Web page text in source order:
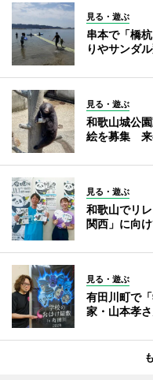
見る・遊ぶ
串本で「橋
りやサンダ
見る・遊ぶ
和歌山城公
絵を募集 来
見る・遊ぶ
和歌山でリ
関西」に向
見る・遊ぶ
有田川町で
家・山本孝